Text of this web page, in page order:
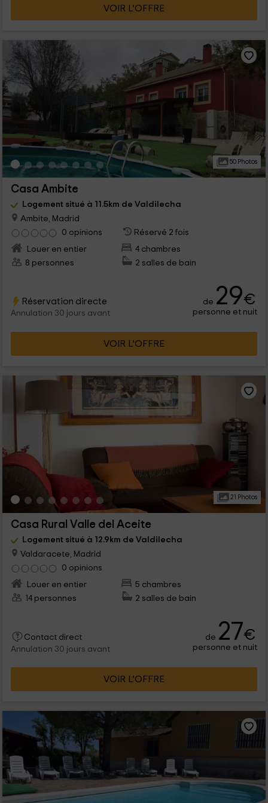
VOIR L’OFFRE
50 Photos
Casa Ambite
Logement situé à 11.5km de Valdilecha
Ambite, Madrid
0 opinions
Réservé 2 fois
Louer en entier
4 chambres
8 personnes
2 salles de bain
Réservation directe
Annulation 30 jours avant
de 29€
personne et nuit
VOIR L’OFFRE
21 Photos
Casa Rural Valle del Aceite
Logement situé à 12.9km de Valdilecha
Valdaracete, Madrid
0 opinions
Louer en entier
5 chambres
14 personnes
2 salles de bain
Contact direct
Annulation 30 jours avant
de 27€
personne et nuit
VOIR L’OFFRE